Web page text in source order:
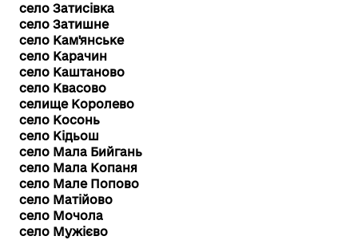
село Затисівка
село Затишне
село Кам'янське
село Карачин
село Каштаново
село Квасово
селище Королево
село Косонь
село Кідьош
село Мала Бийгань
село Мала Копаня
село Мале Попово
село Матійово
село Мочола
село Мужієво